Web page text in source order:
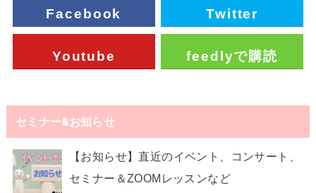
Facebook Twitter
Youtube feedlyで購読
セミナー&お知らせ
【お知らせ】直近のイベント、コンサート、
セミナー＆ZOOMレッスンなど